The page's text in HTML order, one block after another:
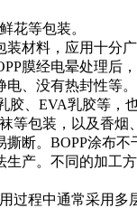
花等包装。
装材料，应用十分
膜经电晕处理后
电、没有热封性等
、EVA乳胶等，
等包装，以及香烟
断。BOPP涂布
生产。不同的加工
过程中通常采用多